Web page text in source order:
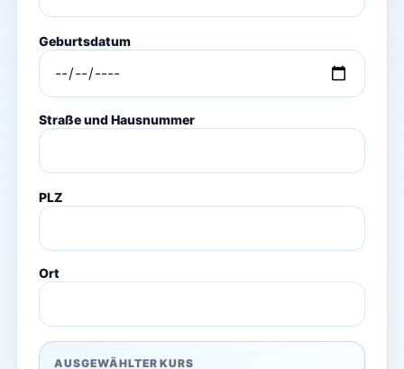
Geburtsdatum
Straße und Hausnummer
PLZ
Ort
AUSGEWÄHLTER KURS